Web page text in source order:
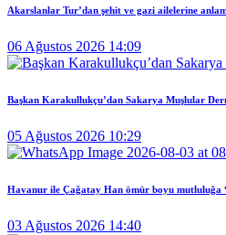
Akarslanlar Tur’dan şehit ve gazi ailelerine
06 Ağustos 2026 14:09
Başkan Karakullukçu’dan Sakarya Muşlular
05 Ağustos 2026 10:29
Havanur ile Çağatay Han ömür boyu mutluluğa
03 Ağustos 2026 14:40